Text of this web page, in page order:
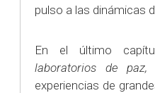
pulso a las dinámicas
En el último
laboratorios de paz,
experiencias de